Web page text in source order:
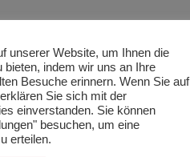
unserer Website, um Ihnen die
bieten, indem wir uns an Ihre
Besuche erinnern. Wenn Sie auf
Sie sich mit der
einverstanden. Sie können
besuchen, um eine
erteilen.